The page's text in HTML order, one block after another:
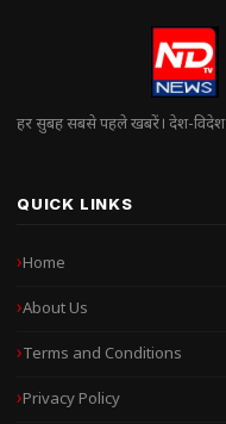
हर सुबह सबसे पहले खबरें। देश-विदेश
QUICK LINKS
Home
About Us
Terms and Conditions
Privacy Policy